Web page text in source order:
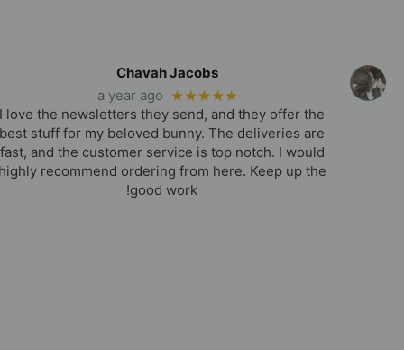
Chavah Jacobs
★★★★★
a year ago
I love the newsletters they send, and they offer the
best stuff for my beloved bunny. The deliveries are
fast, and the customer service is top notch. I would
recommend ordering from here. Keep up the
good work!